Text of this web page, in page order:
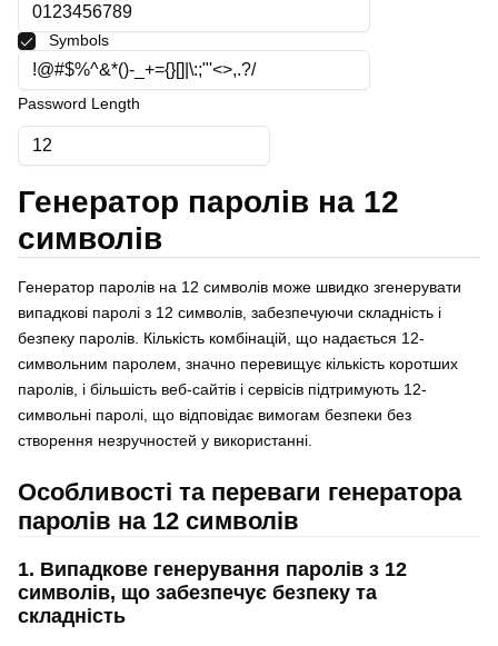
Symbols
Password Length
Генератор паролів на 12
символів
Генератор паролів на 12 символів може швидко згенерувати
випадкові паролі з 12 символів, забезпечуючи складність і
безпеку паролів. Кількість комбінацій, що надається 12-
символьним паролем, значно перевищує кількість коротших
паролів, і більшість веб-сайтів і сервісів підтримують 12-
символьні паролі, що відповідає вимогам безпеки без
створення незручностей у використанні.
Особливості та переваги генератора
паролів на 12 символів
1. Випадкове генерування паролів з 12
символів, що забезпечує безпеку та
складність